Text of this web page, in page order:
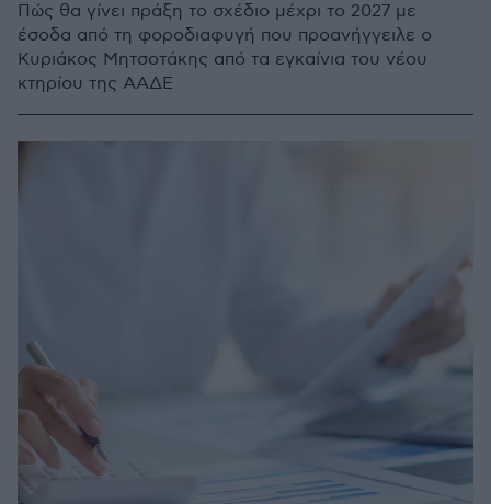
Πώς θα γίνει πράξη το σχέδιο μέχρι το 2027 με
έσοδα από τη φοροδιαφυγή που προανήγγειλε ο
Κυριάκος Μητσοτάκης από τα εγκαίνια του νέου
κτηρίου της ΑΑΔΕ